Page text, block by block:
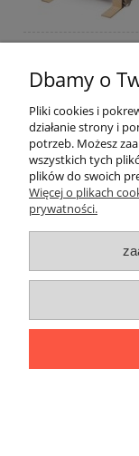
Drewniana
Horse Skippi
Skippi Kantar
Dbamy o
Pliki cookies i
działanie strony i
potrzeb. Możesz
wszystkich tych
plików do swoich
Więcej o plikach
prywatności.